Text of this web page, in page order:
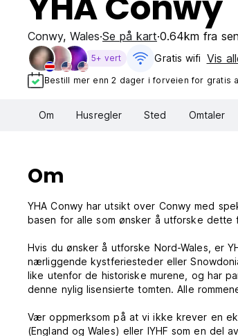
Conwy, Wales Se på kart 0.64km fra
5+ vert Gratis wifi‎ Vis
Bestill mer enn 2 dager i forveien for gratis
Om Husregler Sted Omtaler
Om
YHA Conwy har utsikt over Conwy med
basen for alle som ønsker å utforske dette
Hvis du ønsker å utforske Nord-Wales, er
nærliggende kystferiesteder eller
like utenfor de historiske murene, og har
denne nylig lisensierte tomten. Alle
Vær oppmerksom på at vi ikke krever en
(England og Wales) eller IYHF som en del